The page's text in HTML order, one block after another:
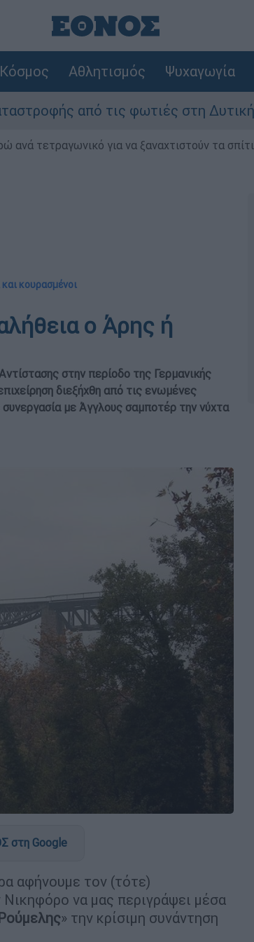
Κόσμος Αθλητισμός Ψυχαγωγία
τις φωτιές στη Δυτική Αττική - Οι
ανά τετραγωνικό για να ξαναχτιστούν τα
και κουρασμένοι
ο Άρης ή
στην περίοδο της Γερμανικής
διεξήχθη από τις ενωμένες
με Άγγλους σαμποτέρ την νύχτα
στη Google
αφήνουμε τον (τότε)
να μας περιγράψει μέσα
» την κρίσιμη συνάντηση